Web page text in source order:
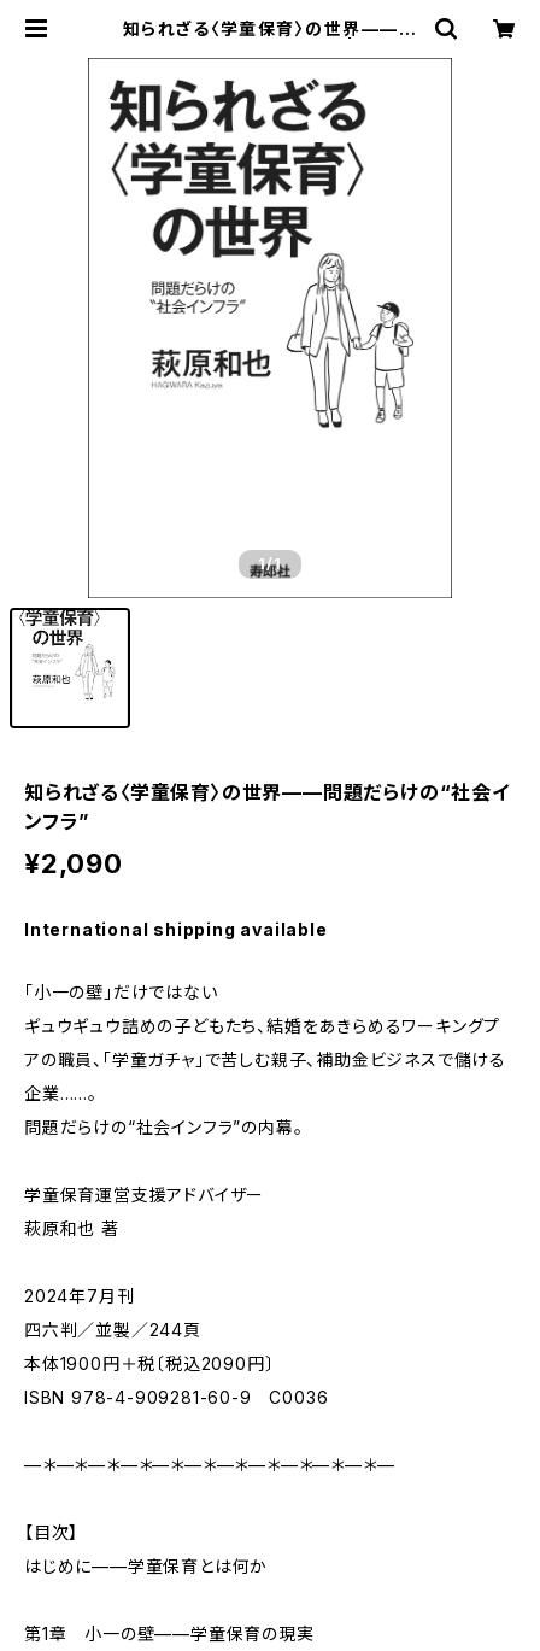
知られざる〈学童保育〉の世界——問
1/1
知られざる〈学童保育〉の世界——問題だらけの“社会イ
ンフラ”
¥2,090
International shipping available
「小一の壁」だけではない
ギュウギュウ詰めの子どもたち、結婚をあきらめるワーキングプ
アの職員、「学童ガチャ」で苦しむ親子、補助金ビジネスで儲ける
企業……。
問題だらけの“社会インフラ”の内幕。
学童保育運営支援アドバイザー
萩原和也 著
2024年7月刊
四六判／並製／244頁
本体1900円＋税〔税込2090円〕
ISBN 978-4-909281-60-9 C0036
—＊—＊—＊—＊—＊—＊—＊—＊—＊—＊—＊—
【目次】
はじめに——学童保育とは何か
第1章 小一の壁——学童保育の現実